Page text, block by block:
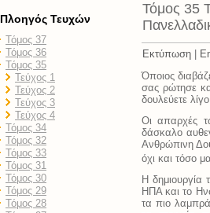
Πλοηγός Τευχών
Τόμος 37
Τόμος 36
Τόμος 35
Τεύχος 1
Τεύχος 2
Τεύχος 3
Τεύχος 4
Τόμος 34
Τόμος 32
Τόμος 33
Τόμος 31
Τόμος 30
Τόμος 29
Τόμος 28
Τόμος 35
Εκτύπωση
Όποιος
σας ρώτησε
δουλεύετε
Οι απαρχές
δάσκαλο
Ανθρώπινη
όχι και τόσο
Η δημιουργία
ΗΠΑ και το
τα πιο